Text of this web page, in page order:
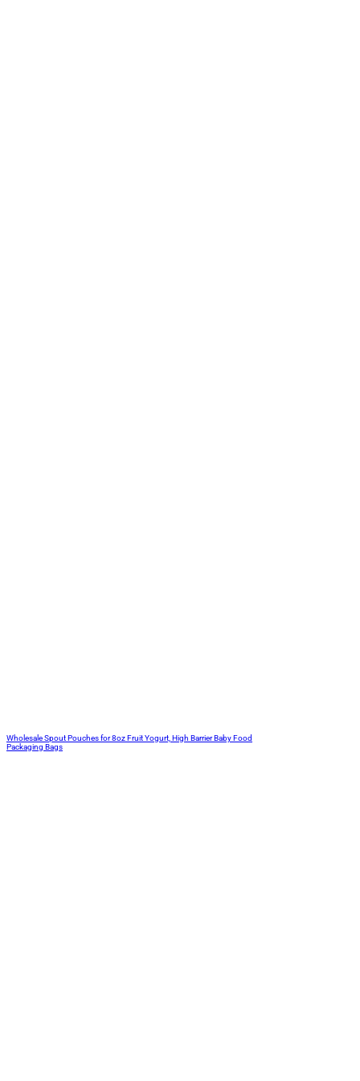
Wholesale Spout Pouches for 8oz Fruit Yogurt, High Barrier Baby Food
Packaging Bags